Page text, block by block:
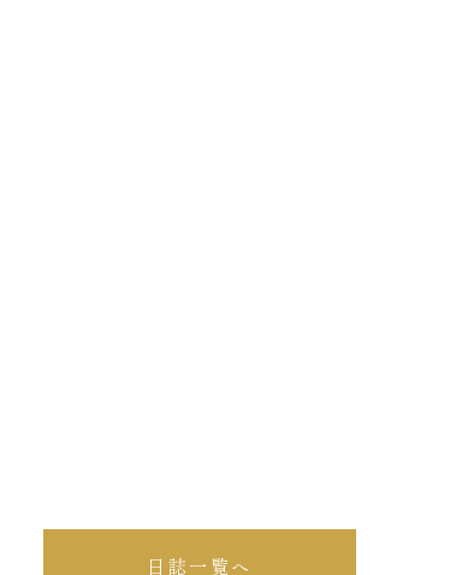
日誌一覧へ